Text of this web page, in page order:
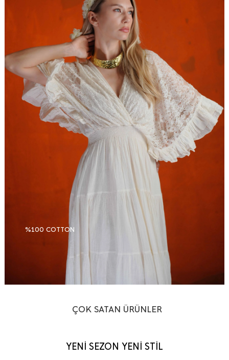
%100 COTTON
ÇOK SATAN ÜRÜNLER
YENİ SEZON YENİ STİL